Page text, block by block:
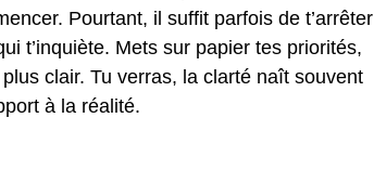
Pourtant, il suffit parfois de t’arrêter
t’inquiète. Mets sur papier tes priorités,
clair. Tu verras, la clarté naît souvent
à la réalité.